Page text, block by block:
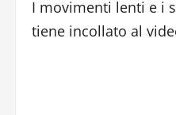
I movimenti lenti e i
tiene incollato al